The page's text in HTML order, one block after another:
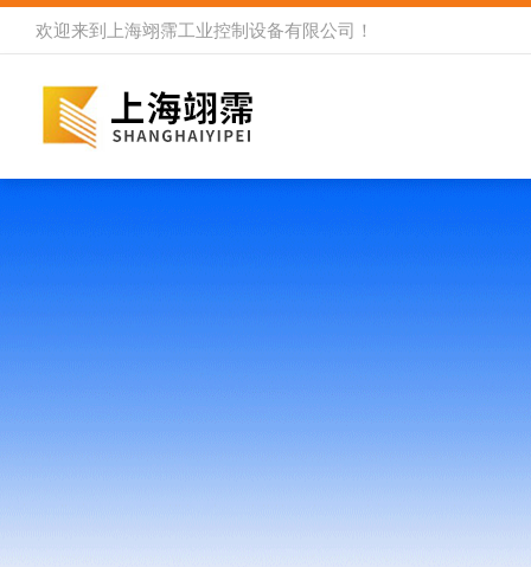
欢迎来到 上海翊霈工业控制设备有限公司 ！